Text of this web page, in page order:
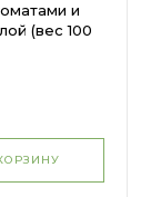
и
(вес 100